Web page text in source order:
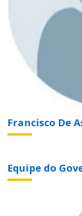
Francisco De
Equipe do